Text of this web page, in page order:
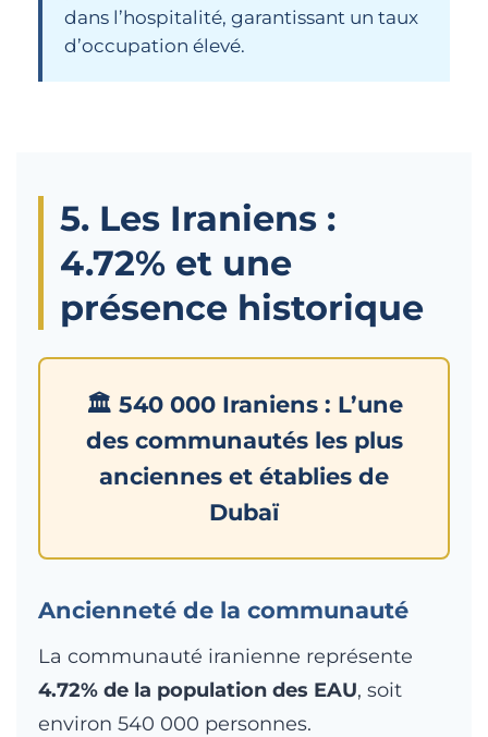
dans l’hospitalité, garantissant un taux
d’occupation élevé.
5. Les Iraniens :
4.72% et une
présence historique
🏛️ 540 000 Iraniens : L’une
des communautés les plus
anciennes et établies de
Dubaï
Ancienneté de la communauté
La communauté iranienne représente
4.72% de la population des EAU, soit
environ 540 000 personnes.